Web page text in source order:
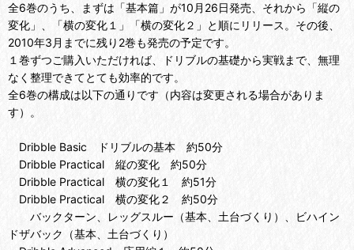
全6巻のうち、まずは「基本篇」が10月26日発売、それから「縦の
変化」、「横の変化１」「横の変化２」と順にリリース。その後、
2010年3月までに残り2巻も発売の予定です。
１巻ずつご購入いただければ、ドリブルの基礎から実戦まで、無理
なく整理できてとても効率的です。
全6巻の構成は以下の通りです（内容は変更される場合がありま
す）。
Dribble Basic ドリブルの基本 約50分
Dribble Practical 縦の変化 約50分
Dribble Practical 横の変化１ 約51分
Dribble Practical 横の変化２ 約50分
バックターン、レッグスルー（基本、土台づくり）、ビハイン
ドザバック（基本、土台づくり）